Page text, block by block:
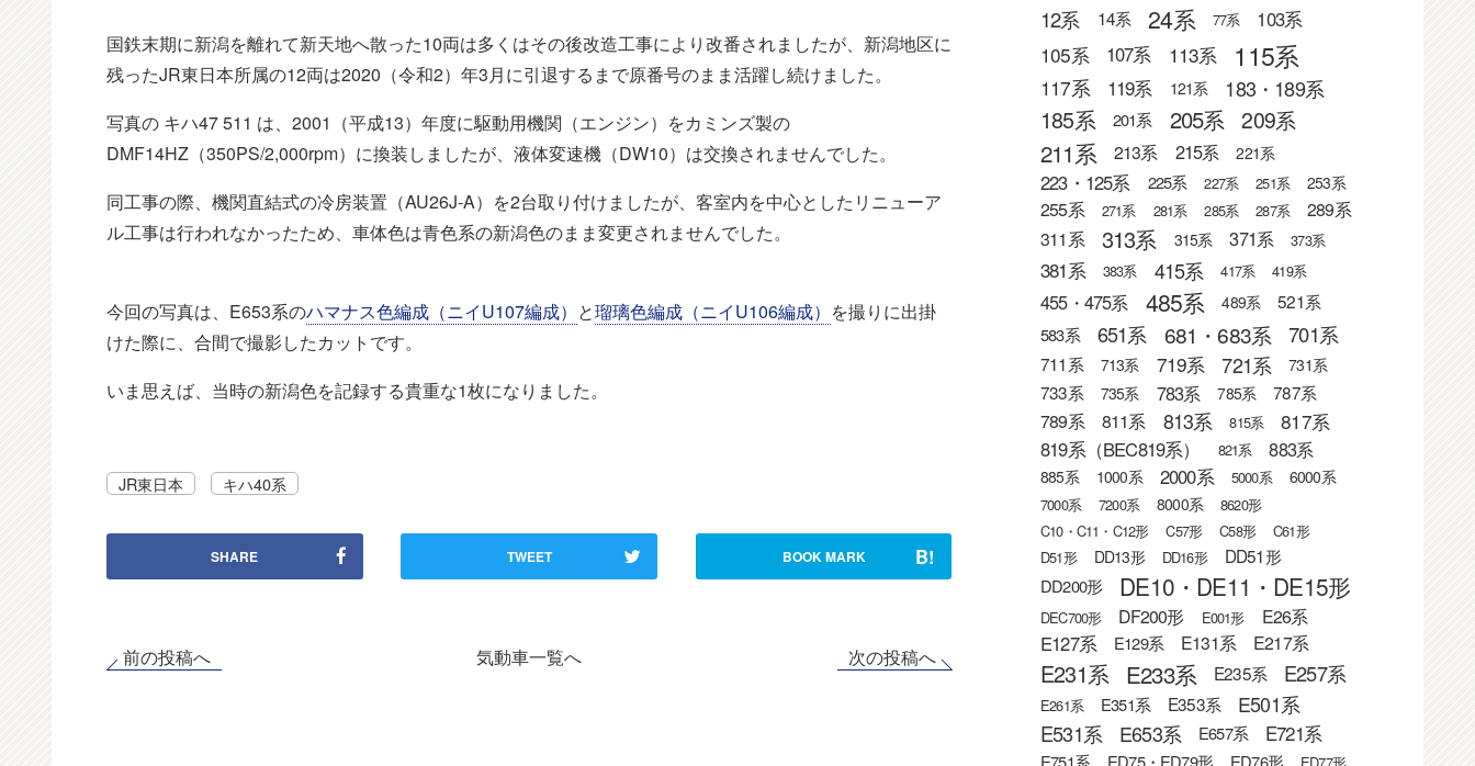
国鉄末期に新潟を離れて新天地へ散った10両は多くはその後改造工事により改番されましたが、新潟地区に
残ったJR東日本所属の12両は2020（令和2）年3月に引退するまで原番号のまま活躍し続けました。
写真の キハ47 511 は、2001（平成13）年度に駆動用機関（エンジン）をカミンズ製の
DMF14HZ（350PS/2,000rpm）に換装しましたが、液体変速機（DW10）は交換されませんでした。
同工事の際、機関直結式の冷房装置（AU26J-A）を2台取り付けましたが、客室内を中心としたリニューア
ル工事は行われなかったため、車体色は青色系の新潟色のまま変更されませんでした。
今回の写真は、E653系のハマナス色編成（ニイU107編成） と瑠璃色編成（ニイU106編成） を撮りに出掛
けた際に、合間で撮影したカットです。
いま思えば、当時の新潟色を記録する貴重な1枚になりました。
JR東日本 キハ40系
SHARE TWEET BOOK MARK B!
前の投稿へ 気動車一覧へ 次の投稿へ
12系 14系 24系 77系 103系
105系 107系 113系 115系
117系 119系 121系 183・189系
185系 201系 205系 209系
211系 213系 215系 221系
223・125系 225系 227系 251系 253系
255系 271系 281系 285系 287系
289系
311系
313系 315系 371系 373系
381系 383系 415系 417系 419系
455・475系 485系 489系 521系
583系 651系 681・683系 701系
711系 713系 719系 721系 731系
733系 735系 783系 785系 787系
789系 811系 813系 815系 817系
819系（BEC819系） 821系 883系
885系 1000系 2000系 5000系 6000系
7000系 7200系 8000系
8620形
C10・C11・C12形
C57形 C58形
C61形
D51形
DD13形 DD16形 DD51形
DD200形 DE10・DE11・DE15形
DEC700形 DF200形 E001形 E26系
E127系 E129系 E131系 E217系
E231系 E233系 E235系 E257系
E261系 E351系 E353系 E501系
E531系 E653系 E657系 E721系
E751系 ED75・ED79形 ED76形 ED77形